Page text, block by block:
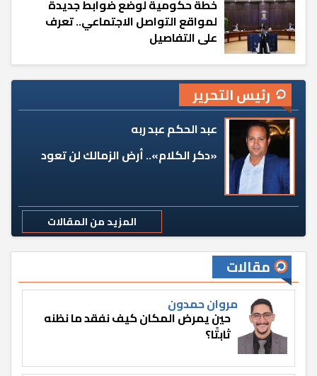
خطة حكومية لوضع ضوابط جديدة
لمواقع التواصل الاجتماعي.. تعرف
على التفاصيل
رئيس التحرير
عبد الحكم عبد ربه
«دكر الكلام».. أرض الزمالك لن تعود
المزيد من المقالات
مقالات
مروان حمدون
حين يمرض المكان كيف نفقد ما نظنه
ثابتًا؟